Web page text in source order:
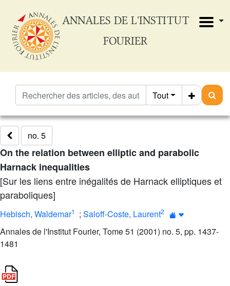
ANNALES DE L'INSTITUT
FOURIER
Tout
no. 5
On the relation between elliptic and parabolic
Harnack inequalities
[Sur les liens entre inégalités de Harnack elliptiques et
paraboliques]
Hebisch, Waldemar1 ; Saloff-Coste, Laurent2
Annales de l'Institut Fourier, Tome 51 (2001) no. 5, pp. 1437-
1481